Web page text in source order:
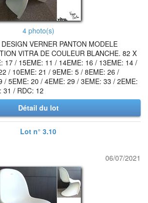
4 photo(s)
VERNER PANTON MODELE
VITRA DE COULEUR BLANCHE. 82 X
17 / 15EME: 11 / 14EME: 16 / 13EME: 14 /
/ 10EME: 21 / 9EME: 5 / 8EME: 26 /
/ 5EME: 20 / 4EME: 29 / 3EME: 33 / 2EME:
31 / RDC: 12
Détail du lot
Lot n° 3.10
06/07/2021